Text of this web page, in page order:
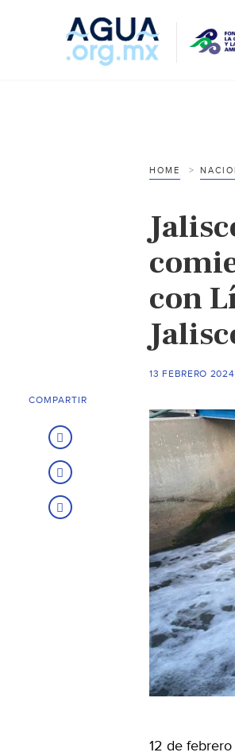
HOME
con
13 FEBRERO 2024
12 de
COMPARTIR